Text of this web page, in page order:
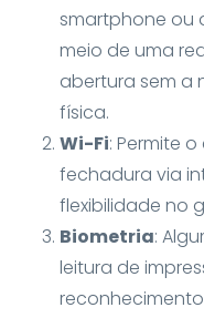
smartphone ou
meio de uma
abertura sem a
física.
Wi-Fi: Permite
fechadura via
flexibilidade no
Biometria:
leitura de